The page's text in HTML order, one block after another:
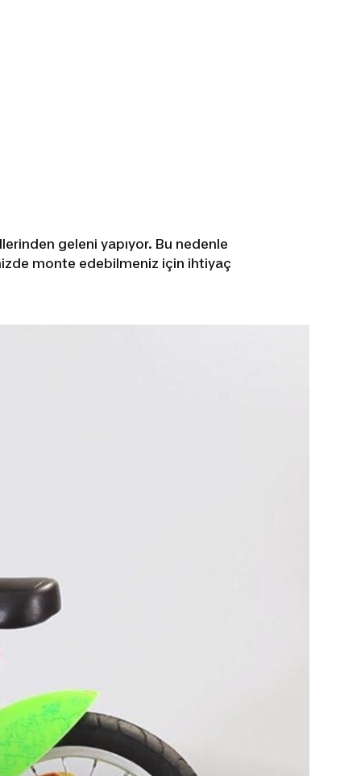
geleni yapıyor. Bu nedenle
monte edebilmeniz için ihtiyaç